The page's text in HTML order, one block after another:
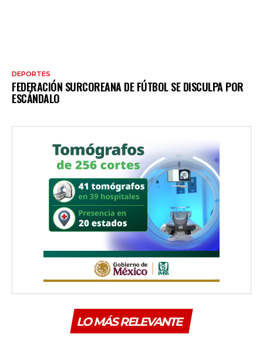
DEPORTES
FEDERACIÓN SURCOREANA DE FÚTBOL SE DISCULPA POR
ESCÁNDALO
LO MÁS RELEVANTE